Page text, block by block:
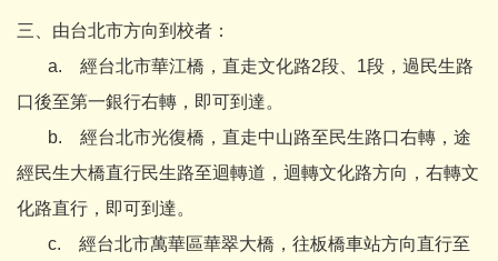
三、由台北市方向到校者：
a. 經台北市華江橋，直走文化路2段、1段，過民生路
口後至第一銀行右轉，即可到達。
b. 經台北市光復橋，直走中山路至民生路口右轉，途
經民生大橋直行民生路至迴轉道，迴轉文化路方向，右轉文
化路直行，即可到達。
c. 經台北市萬華區華翠大橋，往板橋車站方向直行至